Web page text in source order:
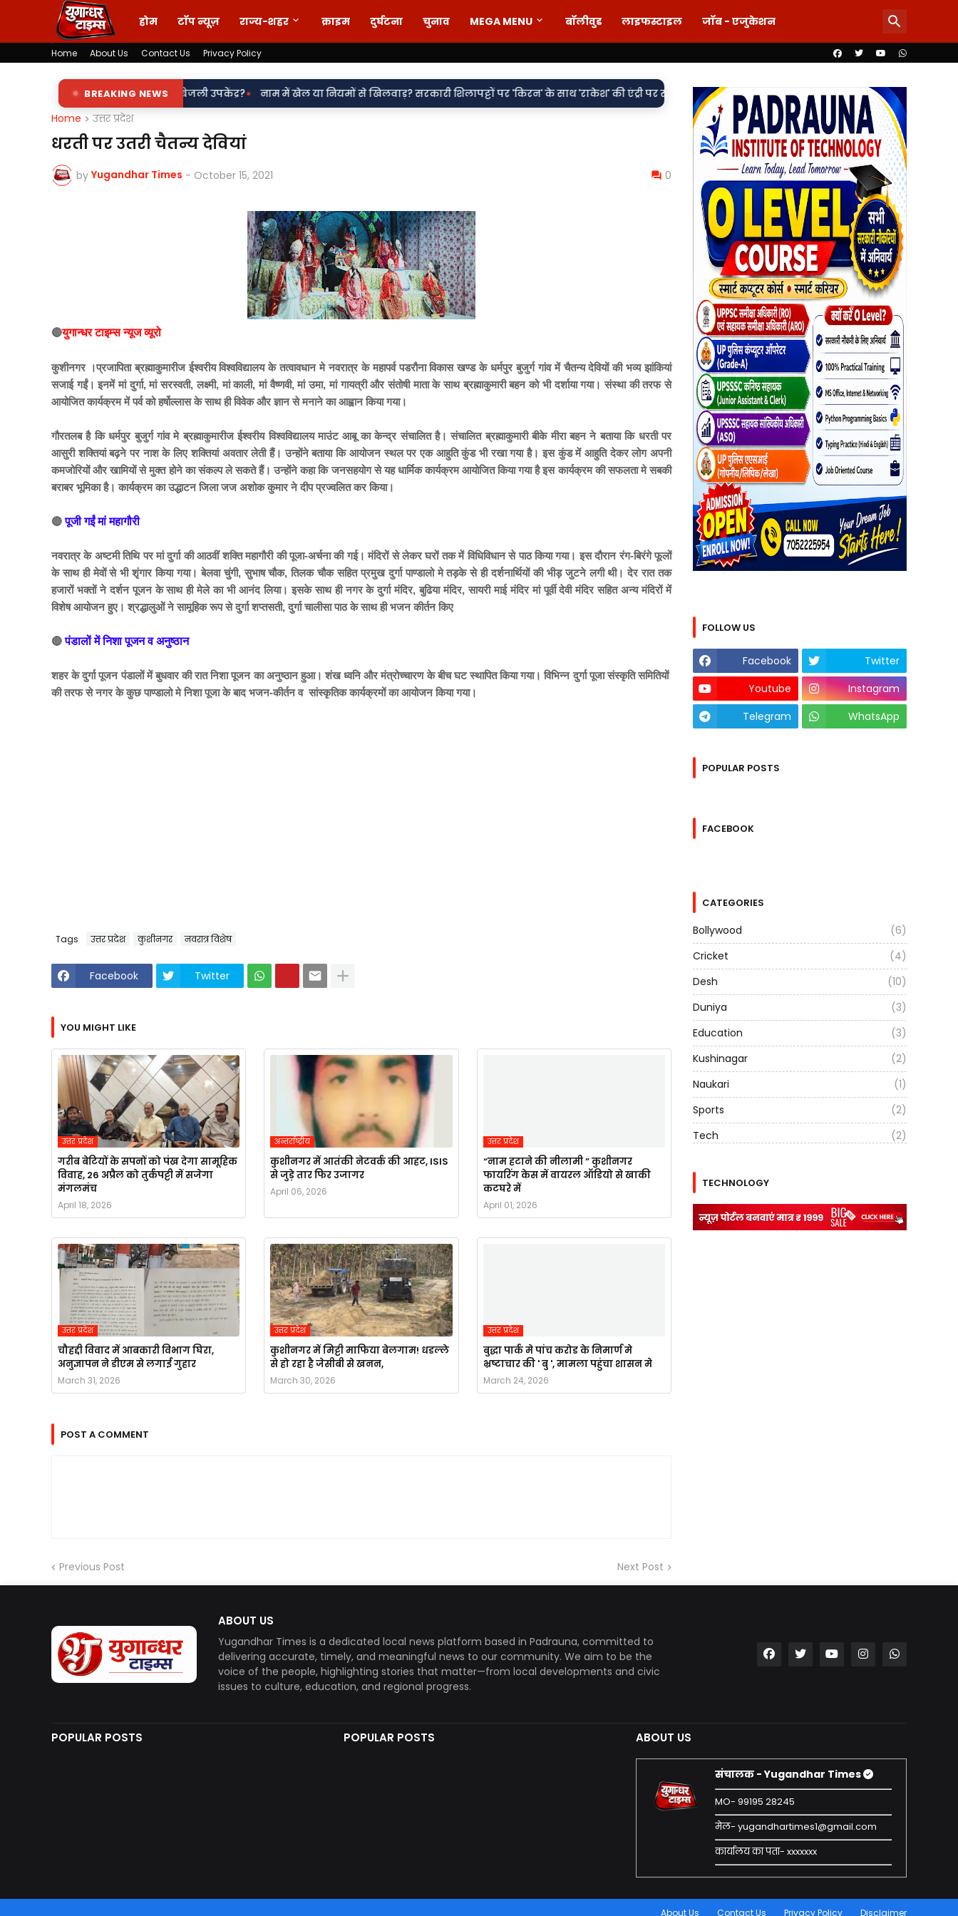
होम टॉप न्यूज़ राज्य-शहर क्राइम दुर्घटना चुनाव MEGA MENU बॉलीवुड लाइफस्टाइल जॉब - एजुकेशन
Home About Us Contact Us Privacy Policy
BREAKING NEWS
पर चल रहा पडरौना बिजली उपकेंद्र? नाम में खेल या नियमों से खिलवाड़? सरकारी शिलापट्टों पर 'किरन' के साथ 'राकेश' की एंट्री पर सवाल• वर्दी पर दाग! लड़की-शराब की मांग और महिला से बदसलूकी के आरोप में दो
Home उत्तर प्रदेश
धरती पर उतरी चैतन्य देवियां
by Yugandhar Times - October 15, 2021 0
🔴युगान्धर टाइम्स न्यूज व्यूरो
कुशीनगर ।प्रजापिता ब्रह्माकुमारीज ईश्वरीय विश्वविद्यालय के तत्वावधान मे नवरात्र के महापर्व पडरौना विकास खण्ड के धर्मपुर बुजुर्ग गांव में चैतन्य देवियों की भव्य झांकियां
सजाई गईं। इनमें मां दुर्गा, मां सरस्वती, लक्ष्मी, मां काली, मां वैष्णवी, मां उमा, मां गायत्री और संतोषी माता के साथ ब्रह्माकुमारी बहन को भी दर्शाया गया। संस्था की तरफ से
आयोजित कार्यक्रम में पर्व को हर्षोल्लास के साथ ही विवेक और ज्ञान से मनाने का आह्वान किया गया।
गौरतलब है कि धर्मपुर बुजुर्ग गांव मे ब्रह्माकुमारीज ईश्वरीय विश्वविद्यालय माउंट आबू का केन्द्र संचालित है। संचालित ब्रह्माकुमारी बीके मीरा बहन ने बताया कि धरती पर
आसुरी शक्तियां बढ़ने पर नाश के लिए शक्तियां अवतार लेती हैं। उन्होंने बताया कि आयोजन स्थल पर एक आहुति कुंड भी रखा गया है। इस कुंड में आहुति देकर लोग अपनी
कमजोरियों और खामियों से मुक्त होने का संकल्प ले सकते हैं। उन्होंने कहा कि जनसहयोग से यह धार्मिक कार्यक्रम आयोजित किया गया है इस कार्यक्रम की सफलता मे सबकी
बराबर भूमिका है। कार्यक्रम का उद्धाटन जिला जज अशोक कुमार ने दीप प्रज्वलित कर किया।
🔴पूजी गईं मां महागौरी
नवरात्र के अष्टमी तिथि पर मां दुर्गा की आठवीं शक्ति महागौरी की पूजा-अर्चना की गई। मंदिरों से लेकर घरों तक में विधिविधान से पाठ किया गया। इस दौरान रंग-बिरंगे फूलों
के साथ ही मेवों से भी शृंगार किया गया। बेलवा चुंगी, सुभाष चौक, तिलक चौक सहित प्रमुख दुर्गा पाण्डालो मे तड़के से ही दर्शनार्थियों की भीड़ जुटने लगी थी। देर रात तक
हजारों भक्तों ने दर्शन पूजन के साथ ही मेले का भी आनंद लिया। इसके साथ ही नगर के दुर्गा मंदिर, बुढिया मंदिर, सायरी माई मंदिर मां पूर्वी देवी मंदिर सहित अन्य मंदिरों में
विशेष आयोजन हुए। श्रद्धालुओं ने सामूहिक रूप से दुर्गा शप्तसती, दुर्गा चालीसा पाठ के साथ ही भजन कीर्तन किए
🔴पंडालों में निशा पूजन व अनुष्ठान
शहर के दुर्गा पूजन पंडालों में बुधवार की रात निशा पूजन का अनुष्ठान हुआ। शंख ध्वनि और मंत्रोच्चारण के बीच घट स्थापित किया गया। विभिन्न दुर्गा पूजा संस्कृति समितियों
की तरफ से नगर के कुछ पाण्डालो मे निशा पूजा के बाद भजन-कीर्तन व सांस्कृतिक कार्यक्रमों का आयोजन किया गया।
Tags उत्तर प्रदेश कुशीनगर नवरात्र विशेष
Facebook Twitter
YOU MIGHT LIKE
उत्तर प्रदेश
गरीब बेटियों के सपनों को पंख देगा सामूहिक
विवाह, 26 अप्रैल को तुर्कपट्टी में सजेगा
मंगलमंच
April 18, 2026
अन्तर्राष्ट्रीय
कुशीनगर में आतंकी नेटवर्क की आहट, ISIS
से जुड़े तार फिर उजागर
April 06, 2026
उत्तर प्रदेश
“नाम हटाने की नीलामी ” कुशीनगर
फायरिंग केस में वायरल ऑडियो से खाकी
कटघरे में
April 01, 2026
उत्तर प्रदेश
चौहद्दी विवाद में आबकारी विभाग घिरा,
अनुज्ञापन ने डीएम से लगाई गुहार
March 31, 2026
उत्तर प्रदेश
कुशीनगर में मिट्टी माफिया बेलगाम! धडल्ले
से हो रहा है जेसीबी से खनन,
March 30, 2026
उत्तर प्रदेश
बुद्धा पार्क मे पांच करोड के निमार्ण मे
भ्रष्टाचार की ' बु ', मामला पहुंचा शासन मे
March 24, 2026
POST A COMMENT
Previous Post Next Post
FOLLOW US
Facebook
Twitter
Youtube
Instagram
Telegram
WhatsApp
POPULAR POSTS
FACEBOOK
CATEGORIES
Bollywood
(6)
Cricket
(4)
Desh
(10)
Duniya
(3)
Education
(3)
Kushinagar
(2)
Naukari
(1)
Sports
(2)
Tech
(2)
TECHNOLOGY
ABOUT US
Yugandhar Times is a dedicated local news platform based in Padrauna, committed to
delivering accurate, timely, and meaningful news to our community. We aim to be the
voice of the people, highlighting stories that matter—from local developments and civic
issues to culture, education, and regional progress.
POPULAR POSTS POPULAR POSTS ABOUT US
संचालक - Yugandhar Times
MO- 99195 28245
मेल- yugandhartimes1@gmail.com
कार्यालय का पता- xxxxxxx
About Us Contact Us Privacy Policy Disclaimer